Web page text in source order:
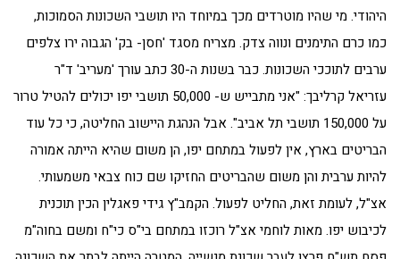
היהודי. מי שהיו מוטרדים מכך במיוחד היו תושבי השכונות הסמוכות,
כמו כרם התימנים ונווה צדק. מצריח מסגד 'חסן- בק' הגבוה ירו צלפים
ערבים לתוככי השכונות. כבר בשנות ה-30 כתב עורך 'מעריב' ד"ר
עזריאל קרליבך: "אני מתבייש ש- 50,000 תושבי יפו יכולים להטיל טרור
על 150,000 תושבי תל אביב". אבל הנהגת היישוב החליטה, כי כל עוד
הבריטים בארץ, אין לפעול במתחם יפו, הן משום שהיא הייתה אמורה
להיות ערבית והן משום שהבריטים החזיקו שם כוח צבאי משמעותי.
אצ"ל, לעומת זאת, החליט לפעול. הקמב"ץ גידי פאגלין הכין תוכנית
לכיבוש יפו. מאות לוחמי אצ"ל רוכזו במתחם בי"ס כי"ח ומשם בחוה"מ